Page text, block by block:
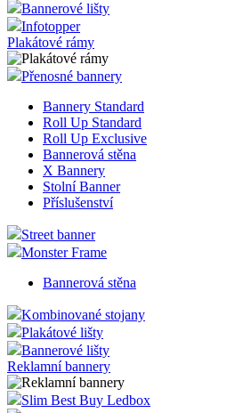
Bannerové lišty
Infotopper
Plakátové rámy
Přenosné bannery
Bannery Standard
Roll Up Standard
Roll Up Exclusive
Bannerová stěna
X Bannery
Stolní Banner
Příslušenství
Street banner
Monster Frame
Bannerová stěna
Kombinované stojany
Plakátové lišty
Bannerové lišty
Reklamní bannery
Slim Best Buy Ledbox